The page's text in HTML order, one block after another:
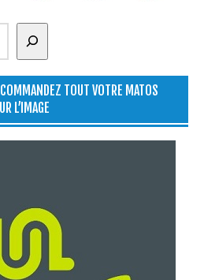
TOUT VOTRE MATOS
L’IMAGE